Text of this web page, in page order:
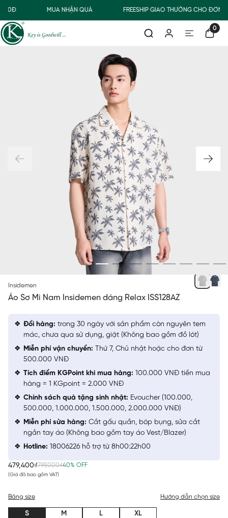
MUA NHẬN QUÀ FREESHIP GIAO THƯỜNG CHO ĐƠN
0
Insidemen
Áo Sơ Mi Nam Insidemen dáng Relax ISS128AZ
479,400₫799,000₫40% OFF
(Giá đã bao gồm VAT)
Bảng size Hướng dẫn chọn size
S M L XL
Đổi hàng: trong 30 ngày với sản phẩm còn nguyên tem
mác, chưa qua sử dụng, giặt (Không bao gồm đồ lót)
Miễn phí vận chuyển: Thứ 7, Chủ nhật hoặc cho đơn từ
500.000 VNĐ
Tích điểm KGPoint khi mua hàng: 100.000 VNĐ tiền mua
hàng = 1 KGpoint = 2.000 VNĐ
Chính sách quà tặng sinh nhật: Evoucher (100.000,
500.000, 1.000.000, 1.500.000, 2.000.000 VNĐ)
Miễn phí sửa hàng: Cắt gấu quần, bóp bụng, sửa cắt
ngắn tay áo (Không bao gồm tay áo Vest/Blazer)
Hotline: 18006226 hỗ trợ từ 8h00:22h00